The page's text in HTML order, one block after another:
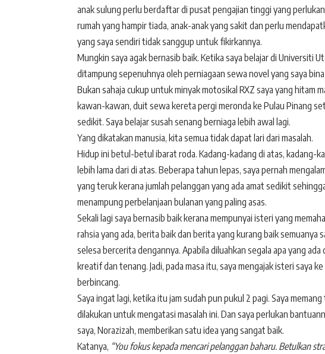
anak sulung perlu berdaftar di pusat pengajian tinggi yang
rumah yang hampir tiada, anak-anak yang sakit dan perlu
yang saya sendiri tidak sanggup untuk fikirkannya.
Mungkin saya agak bernasib baik. Ketika saya belajar di Universiti
ditampung sepenuhnya oleh perniagaan sewa novel yang saya
Bukan sahaja cukup untuk minyak motosikal RXZ saya yang hitam
kawan-kawan, duit sewa kereta pergi meronda ke Pulau Pinang
sedikit. Saya belajar susah senang berniaga lebih awal lagi.
Yang dikatakan manusia, kita semua tidak dapat lari dari masalah.
Hidup ini betul-betul ibarat roda. Kadang-kadang di atas, kadang-
lebih lama dari di atas. Beberapa tahun lepas, saya pernah
yang teruk kerana jumlah pelanggan yang ada amat sedikit
menampung perbelanjaan bulanan yang paling asas.
Sekali lagi saya bernasib baik kerana mempunyai isteri yang
rahsia yang ada, berita baik dan berita yang kurang baik semuanya
selesa bercerita dengannya. Apabila diluahkan segala apa yang
kreatif dan tenang. Jadi, pada masa itu, saya mengajak isteri saya
berbincang.
Saya ingat lagi, ketika itu jam sudah pun pukul 2 pagi. Saya
dilakukan untuk mengatasi masalah ini. Dan saya perlukan
saya, Norazizah, memberikan satu idea yang sangat baik.
Katanya, “You fokus kepada mencari pelanggan baharu. Betulkan